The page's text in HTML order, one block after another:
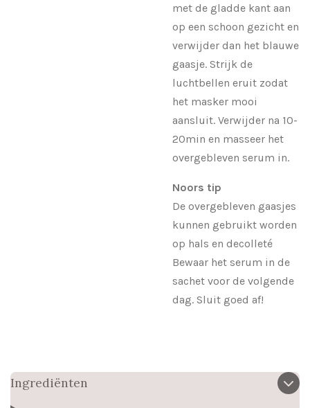
met de gladde kant aan
op een schoon gezicht en
verwijder dan het blauwe
gaasje. Strijk de
luchtbellen eruit zodat
het masker mooi
aansluit. Verwijder na 10-
20min en masseer het
overgebleven serum in.
Noors tip
De overgebleven gaasjes
kunnen gebruikt worden
op hals en decolleté
Bewaar het serum in de
sachet voor de volgende
dag. Sluit goed af!
Ingrediënten